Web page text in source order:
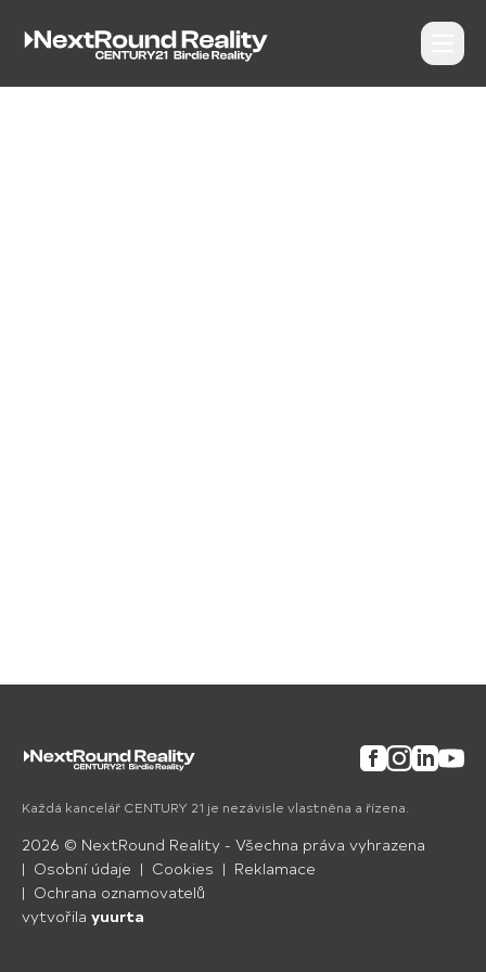
Každá kancelář CENTURY 21 je nezávisle vlastněna a řízena.
2026 © NextRound Reality - Všechna práva vyhrazena
Osobní údaje
Cookies
Reklamace
Ochrana oznamovatelů
vytvořila yuurta